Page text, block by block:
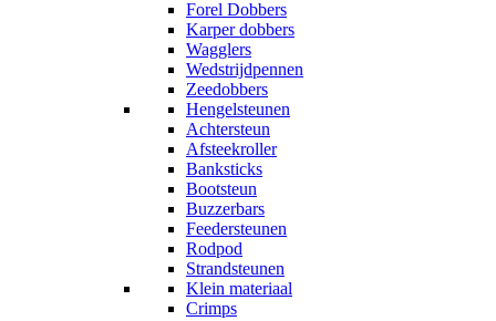
Forel Dobbers
Karper dobbers
Wagglers
Wedstrijdpennen
Zeedobbers
Hengelsteunen
Achtersteun
Afsteekroller
Banksticks
Bootsteun
Buzzerbars
Feedersteunen
Rodpod
Strandsteunen
Klein materiaal
Crimps